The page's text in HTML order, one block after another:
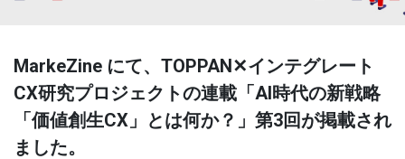
MarkeZine にて、TOPPAN✕インテグレート
CX研究プロジェクトの連載「AI時代の新戦略
「価値創生CX」とは何か？」第3回が掲載され
ました。